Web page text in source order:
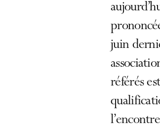
juin
référés